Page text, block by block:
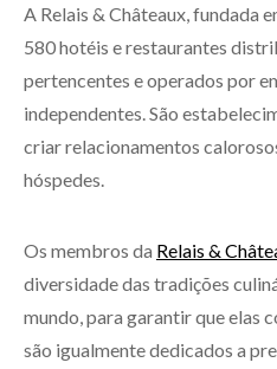
A Relais & Châteaux, fundada
580 hotéis e restaurantes
pertencentes e operados por
independentes. São
criar relacionamentos
hóspedes.
Os membros da Relais &
diversidade das tradições
mundo, para garantir que elas
são igualmente dedicados a